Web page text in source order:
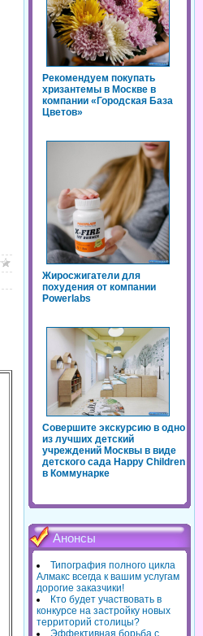
Рекомендуем покупать
хризантемы в Москве в
компании «Городская База
Цветов»
Жиросжигатели для
похудения от компании
Powerlabs
Совершите экскурсию в одно
из лучших детский
учреждений Москвы в виде
детского сада Happy Children
в Коммунарке
Анонсы
Типография полного цикла
Алмакс всегда к вашим услугам
дорогие заказчики!
Кто будет участвовать в
конкурсе на застройку новых
территорий столицы?
Эффективная борьба с